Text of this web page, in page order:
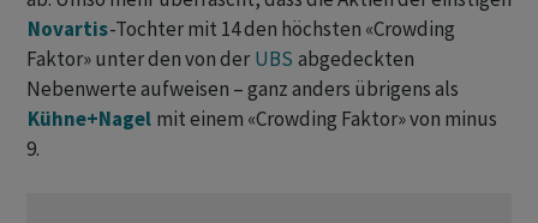
Novartis-Tochter mit 14 den höchsten «Crowding
Faktor» unter den von der UBS abgedeckten
Nebenwerte aufweisen – ganz anders übrigens als
Kühne+Nagel mit einem «Crowding Faktor» von minus
9.